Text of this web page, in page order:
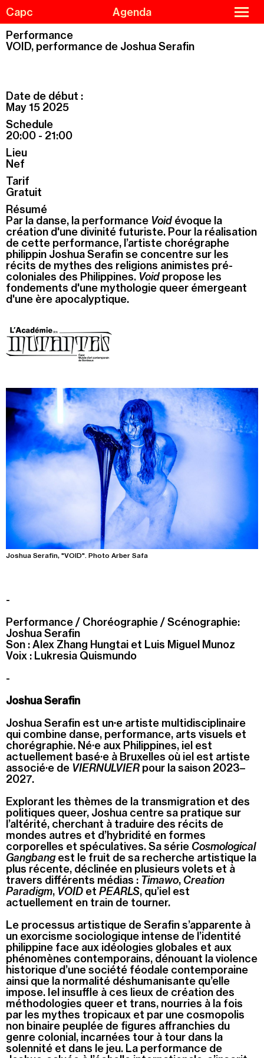
to
main
content
Capc Agenda
close
menu
de
navigation
Guided tours and workshops
Capc Kids
Collections
The Capc
Residencies
Support us
Practical information
Menu
Recherche
Recherche
Prochainement
Pollen
See all events
Performance
VOID, performance de Joshua Serafin
Date de début :
May 15 2025
Schedule
20:00 - 21:00
Lieu
Nef
Tarif
Gratuit
Résumé
Par la danse, la performance Void évoque la
création d'une divinité futuriste. Pour la réalisation
de cette performance, l’artiste chorégraphe
philippin Joshua Serafin se concentre sur les
récits de mythes des religions animistes pré-
coloniales des Philippines. Void propose les
fondements d'une mythologie queer émergeant
d'une ère apocalyptique.
Joshua Serafin, "VOID". Photo Arber Safa
-
Performance / Choréographie / Scénographie:
Joshua Serafin
Son : Alex Zhang Hungtai et Luis Miguel Munoz
Voix : Lukresia Quismundo
-
Joshua Serafin
Joshua Serafin est un·e artiste multidisciplinaire
qui combine danse, performance, arts visuels et
chorégraphie. Né·e aux Philippines, iel est
actuellement basé·e à Bruxelles où iel est artiste
associé·e de VIERNULVIER pour la saison 2023–
2027.
Explorant les thèmes de la transmigration et des
politiques queer, Joshua centre sa pratique sur
l’altérité, cherchant à traduire des récits de
mondes autres et d’hybridité en formes
corporelles et spéculatives. Sa série Cosmological
Gangbangest le fruit de sa recherche artistique la
plus récente, déclinée en plusieurs volets et à
travers différents médias : Timawo, Creation
Paradigm, VOID et PEARLS, qu’iel est
actuellement en train de tourner.
Le processus artistique de Serafin s’apparente à
un exorcisme sociologique intense de l’identité
philippine face aux idéologies globales et aux
phénomènes contemporains, dénouant la violence
historique d’une société féodale contemporaine
ainsi que la normalité déshumanisante qu’elle
impose. Iel insuffle à ces lieux de création des
méthodologies queer et trans, nourries à la fois
par les mythes tropicaux et par une cosmopolis
non binaire peuplée de figures affranchies du
genre colonial, incarnées tour à tour dans la
solennité et dans le jeu. La performance de